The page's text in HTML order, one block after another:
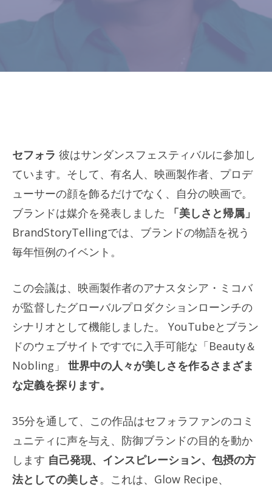
セフォラ 彼はサンダンスフェスティバルに参加し
ています。そして、有名人、映画製作者、プロデ
ューサーの顔を飾るだけでなく、自分の映画で。
ブランドは媒介を発表しました 「美しさと帰属」
BrandStoryTellingでは、ブランドの物語を祝う
毎年恒例のイベント。
この会議は、映画製作者のアナスタシア・ミコバ
が監督したグローバルプロダクションローンチの
シナリオとして機能しました。 YouTubeとブラン
ドのウェブサイトですでに入手可能な「Beauty＆
Nobling」 世界中の人々が美しさを作るさまざま
な定義を探ります。
35分を通して、この作品はセフォラファンのコミ
ュニティに声を与え、防御ブランドの目的を動か
します 自己発現、インスピレーション、包摂の方
法としての美しさ 。これは、Glow Recipe、